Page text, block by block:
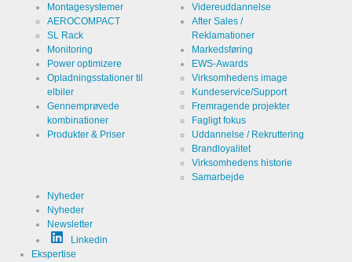
Montagesystemer
AEROCOMPACT
SL Rack
Monitoring
Power optimizere
Opladningsstationer til
elbiler
Gennemprøvede
kombinationer
Produkter & Priser
Nyheder
Nyheder
Newsletter
Linkedin
Videreuddannelse
After Sales /
Reklamationer
Markedsføring
EWS-Awards
Virksomhedens image
Kundeservice/Support
Fremragende projekter
Fagligt fokus
Uddannelse / Rekruttering
Brandloyalitet
Virksomhedens historie
Samarbejde
Ekspertise
Cookies, der er nødvendige for at evaluere
brugeradfærd:
Udbyder
Navn
Udløb